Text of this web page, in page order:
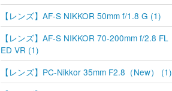
【レンズ】AF-S NIKKOR 50mm f/1.8 G (1)
【レンズ】AF-S NIKKOR 70-200mm f/2.8 FL
ED VR (1)
【レンズ】PC-Nikkor 35mm F2.8（New） (1)